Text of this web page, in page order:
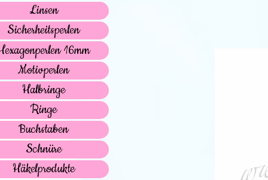
Linsen
Sicherheitsperlen
16mm
Motivperlen
Halbringe
Ringe
Buchstaben
Schnüre
Häkelprodukte